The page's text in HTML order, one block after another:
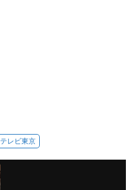
テレビ東京